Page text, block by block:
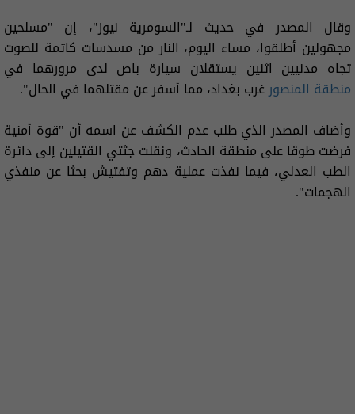
وقال المصدر في حديث لـ"السومرية نيوز"، إن "مسلحين
مجهولين أطلقوا، مساء اليوم، النار من مسدسات كاتمة للصوت
تجاه مدنيين اثنين يستقلان سيارة باص لدى مرورهما في
منطقة المنصورغرب بغداد، مما أسفر عن مقتلهما في الحال".
وأضاف المصدر الذي طلب عدم الكشف عن اسمه أن "قوة أمنية
فرضت طوقا على منطقة الحادث، ونقلت جثتي القتيلين إلى دائرة
الطب العدلي، فيما نفذت عملية دهم وتفتيش بحثا عن منفذي
الهجمات".